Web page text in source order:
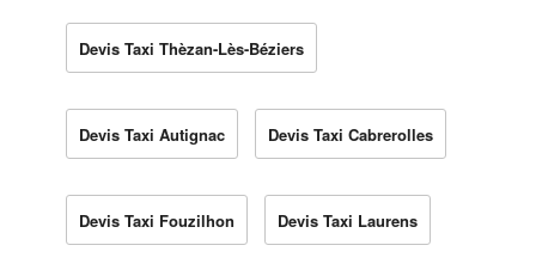
Devis Taxi Thèzan-Lès-Béziers
Devis Taxi Autignac Devis Taxi Cabrerolles
Devis Taxi Fouzilhon Devis Taxi Laurens